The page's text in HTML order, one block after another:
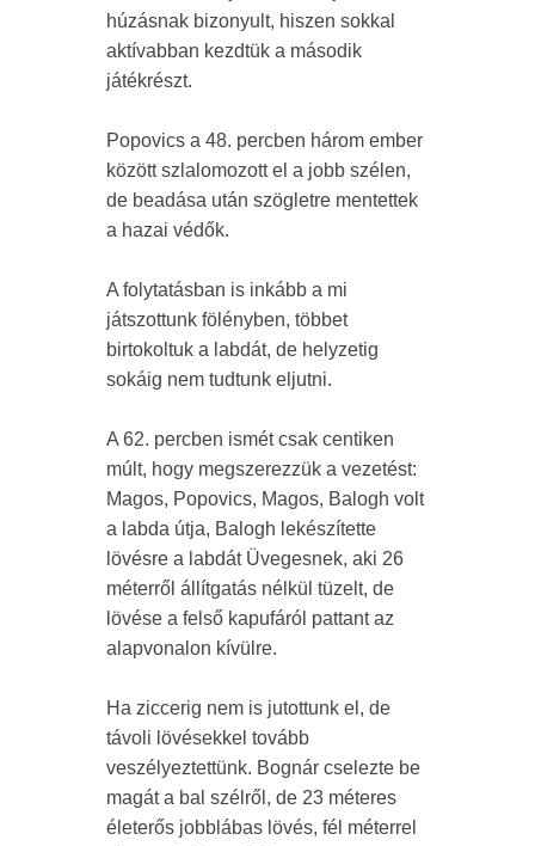
húzásnak bizonyult, hiszen sokkal
aktívabban kezdtük a második
játékrészt.
Popovics a 48. percben három ember
között szlalomozott el a jobb szélen,
de beadása után szögletre mentettek
a hazai védők.
A folytatásban is inkább a mi
játszottunk fölényben, többet
birtokoltuk a labdát, de helyzetig
sokáig nem tudtunk eljutni.
A 62. percben ismét csak centiken
múlt, hogy megszerezzük a vezetést:
Magos, Popovics, Magos, Balogh volt
a labda útja, Balogh lekészítette
lövésre a labdát Üvegesnek, aki 26
méterről állítgatás nélkül tüzelt, de
lövése a felső kapufáról pattant az
alapvonalon kívülre.
Ha ziccerig nem is jutottunk el, de
távoli lövésekkel tovább
veszélyeztettünk. Bognár cselezte be
magát a bal szélről, de 23 méteres
életerős jobblábas lövés, fél méterrel